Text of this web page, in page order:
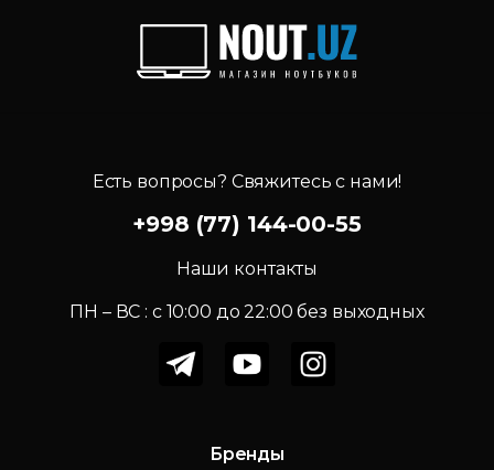
Есть вопросы? Свяжитесь с нами!
+998 (77) 144-00-55
Наши контакты
ПН – ВС : c 10:00 до 22:00 без выходных
Бренды